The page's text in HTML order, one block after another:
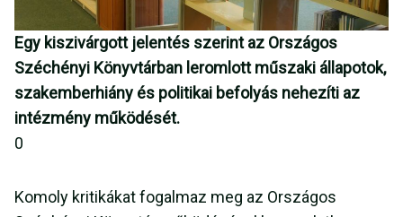
Egy kiszivárgott jelentés szerint az Országos
Széchényi Könyvtárban leromlott műszaki állapotok,
szakemberhiány és politikai befolyás nehezíti az
intézmény működését.
0
Komoly kritikákat fogalmaz meg az Országos